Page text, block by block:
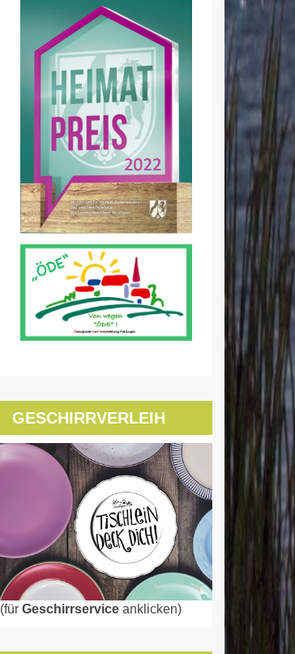
GESCHIRRVERLEIH
(für Geschirrserviceanklicken)